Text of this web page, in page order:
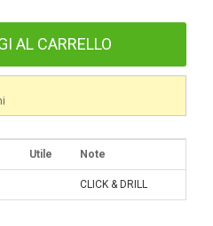
AL CARRELLO
Utile Note
CLICK & DRILL